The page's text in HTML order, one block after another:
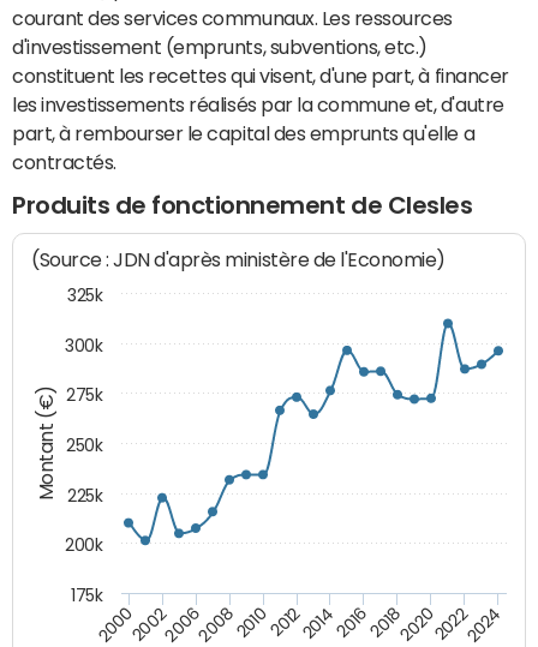
courant des services communaux. Les ressources
d'investissement (emprunts, subventions, etc.)
constituent les recettes qui visent, d'une part, à financer
les investissements réalisés par la commune et, d'autre
part, à rembourser le capital des emprunts qu'elle a
contractés.
Produits de fonctionnement de Clesles
Montant (€)
(Source : JDN d'après ministère de l'Economie)
200020022006200820102012201420162018202020222024
175k
200k
225k
250k
275k
300k
325k